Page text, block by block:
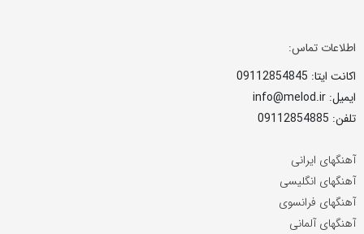
اطلاعات تماس:
اکانت ایتا: 09112854845
ایمیل: info@melod.ir
تلفن: 09112854885
آهنگهای ایرانی
آهنگهای انگلیسی
آهنگهای فرانسوی
آهنگهای آلمانی